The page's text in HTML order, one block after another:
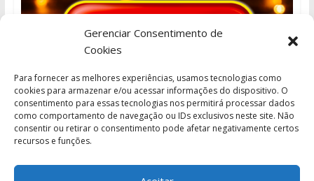
Gerenciar Consentimento de
Cookies
Para fornecer as melhores experiências, usamos tecnologias como
cookies para armazenar e/ou acessar informações do dispositivo. O
consentimento para essas tecnologias nos permitirá processar dados
como comportamento de navegação ou IDs exclusivos neste site. Não
consentir ou retirar o consentimento pode afetar negativamente certos
recursos e funções.